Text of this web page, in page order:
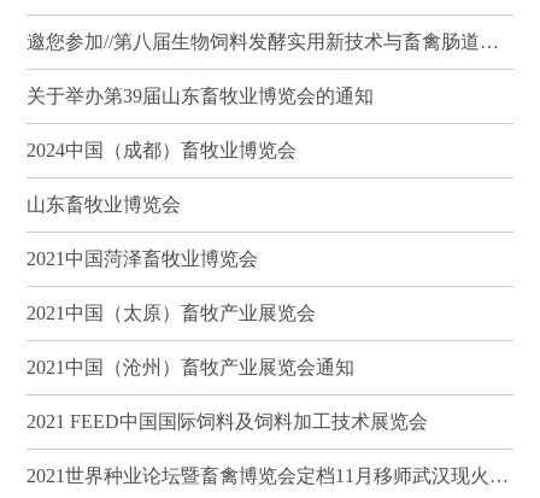
邀您参加//第八届生物饲料发酵实用新技术与畜禽肠道健康、营养科学研讨会（武汉）
关于举办第39届山东畜牧业博览会的通知
2024中国（成都）畜牧业博览会
山东畜牧业博览会
2021中国菏泽畜牧业博览会
2021中国（太原）畜牧产业展览会
2021中国（沧州）畜牧产业展览会通知
2021 FEED中国国际饲料及饲料加工技术展览会
2021世界种业论坛暨畜禽博览会定档11月移师武汉现火热招商